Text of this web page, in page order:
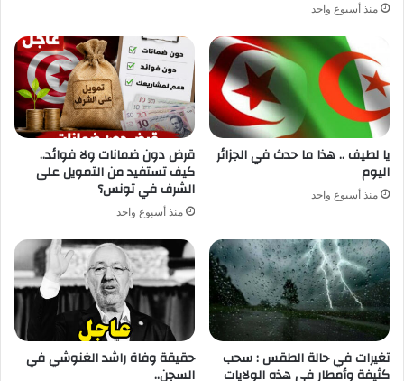
منذ أسبوع واحد
يا لطيف .. هذا ما حدث في الجزائر
اليوم
منذ أسبوع واحد
قرض دون ضمانات ولا فوائد..
كيف تستفيد من التمويل على
الشرف في تونس؟
منذ أسبوع واحد
تغيرات في حالة الطقس : سحب
كثيفة وأمطار في هذه الولايات
حقيقة وفاة راشد الغنوشي في
السجن..